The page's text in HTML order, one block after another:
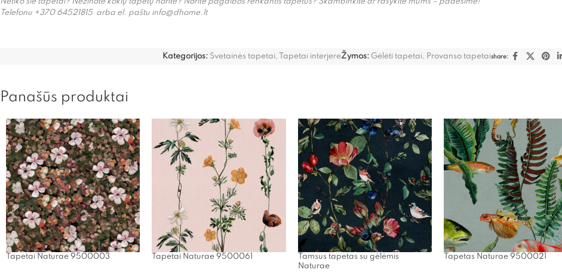
Telefonu +370 64521815 arba el. paštu info@dhome.lt
Kategorijos: Svetainės tapetai, Tapetai interjereŽymos: Gėlėti tapetai, Provanso tapetaishare:
Panašūs produktai
Tapetai Naturae 9500003 Tapetai Naturae 9500061
Tamsus tapetas su gėlėmis
Naturae
Tapetas Naturae 9500021